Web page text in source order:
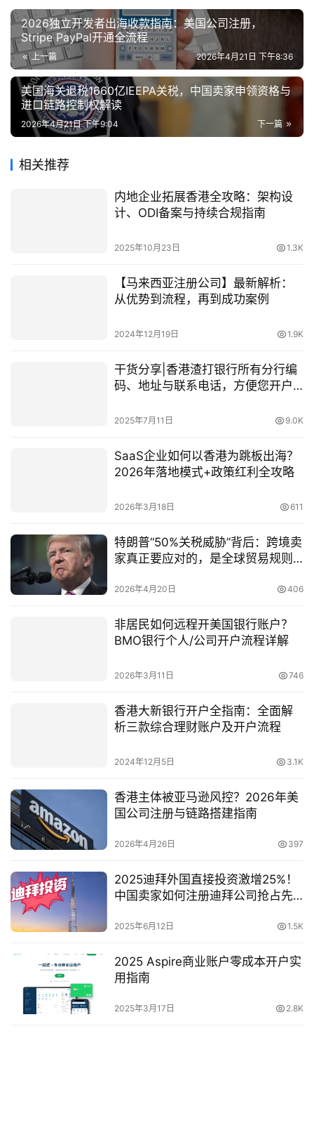
2026独立开发者出海收款指南：美国公司注册，
Stripe PayPal开通全流程
上一篇 2026年4月21日 下午8:36
美国海关退税1660亿IEEPA关税，中国卖家申领资格与
进口链路控制权解读
下一篇
2026年4月21日 下午9:04
相关推荐
内地企业拓展香港全攻略：架构设
计、ODI备案与持续合规指南
2025年10月23日 1.3K
【马来西亚注册公司】最新解析：
从优势到流程，再到成功案例
2024年12月19日 1.9K
干货分享|香港渣打银行所有分行编
码、地址与联系电话，方便您开户
2025年7月11日 9.0K
SaaS企业如何以香港为跳板出海？
2026年落地模式+政策红利全攻略
2026年3月18日 611
特朗普“50%关税威胁”背后：跨境卖
家真正要应对的，是全球贸易规则
2026年4月20日 406
非居民如何远程开美国银行账户？
BMO银行个人/公司开户流程详解
2026年3月11日 746
香港大新银行开户全指南：全面解
析三款综合理财账户及开户流程
2024年12月5日 3.1K
香港主体被亚马逊风控？2026年美
国公司注册与链路搭建指南
2026年4月26日 397
2025迪拜外国直接投资激增25%！
中国卖家如何注册迪拜公司抢占先
2025年6月12日 1.5K
2025 Aspire商业账户零成本开户实
用指南
2025年3月17日 2.8K